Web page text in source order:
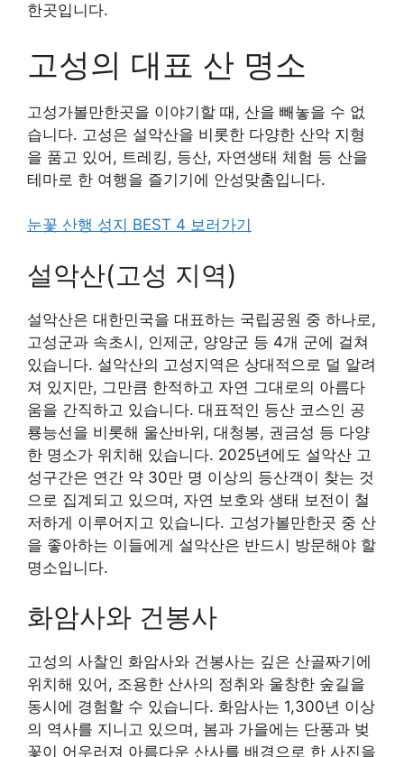
한곳입니다.
고성의 대표 산 명소
고성가볼만한곳을 이야기할 때, 산을 빼놓을 수 없
습니다. 고성은 설악산을 비롯한 다양한 산악 지형
을 품고 있어, 트레킹, 등산, 자연생태 체험 등 산을
테마로 한 여행을 즐기기에 안성맞춤입니다.
눈꽃 산행 성지 BEST 4 보러가기
설악산(고성 지역)
설악산은 대한민국을 대표하는 국립공원 중 하나로,
고성군과 속초시, 인제군, 양양군 등 4개 군에 걸쳐
있습니다. 설악산의 고성지역은 상대적으로 덜 알려
져 있지만, 그만큼 한적하고 자연 그대로의 아름다
움을 간직하고 있습니다. 대표적인 등산 코스인 공
룡능선을 비롯해 울산바위, 대청봉, 권금성 등 다양
한 명소가 위치해 있습니다. 2025년에도 설악산 고
성구간은 연간 약 30만 명 이상의 등산객이 찾는 것
으로 집계되고 있으며, 자연 보호와 생태 보전이 철
저하게 이루어지고 있습니다. 고성가볼만한곳 중 산
을 좋아하는 이들에게 설악산은 반드시 방문해야 할
명소입니다.
화암사와 건봉사
고성의 사찰인 화암사와 건봉사는 깊은 산골짜기에
위치해 있어, 조용한 산사의 정취와 울창한 숲길을
동시에 경험할 수 있습니다. 화암사는 1,300년 이상
의 역사를 지니고 있으며, 봄과 가을에는 단풍과 벚
꽃이 어우러져 아름다운 산사를 배경으로 한 사진을